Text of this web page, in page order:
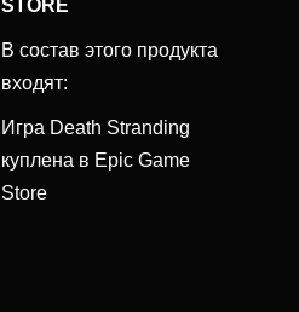
STORE
В состав этого продукта
входят:
Игра Death Stranding
куплена в Epic Game
Store